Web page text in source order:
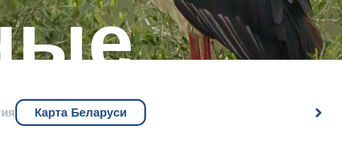
Карта Беларуси